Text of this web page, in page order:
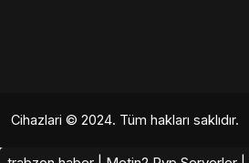
Cihazlari © 2024. Tüm hakları saklıdır.